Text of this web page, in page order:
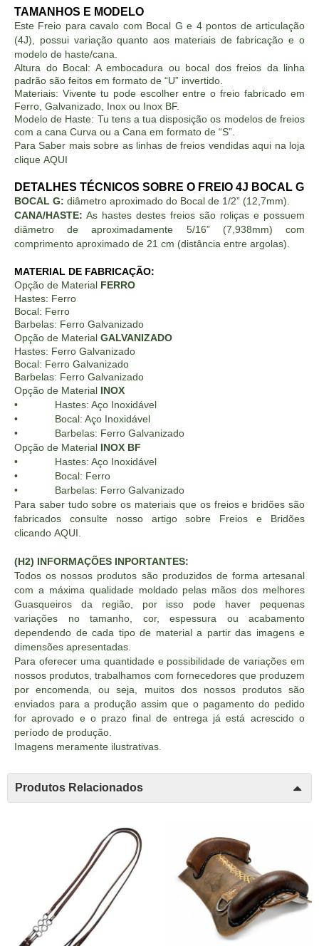
TAMANHOS E MODELO
Este Freio para cavalo com Bocal G e 4 pontos de articulação
(4J), possui variação quanto aos materiais de fabricação e o
modelo de haste/cana.
Altura do Bocal: A embocadura ou bocal dos freios da linha
padrão são feitos em formato de “U” invertido.
Materiais: Vivente tu pode escolher entre o freio fabricado em
Ferro, Galvanizado, Inox ou Inox BF.
Modelo de Haste: Tu tens a tua disposição os modelos de freios
com a cana Curva ou a Cana em formato de “S”.
Para Saber mais sobre as linhas de freios vendidas aqui na loja
clique AQUI
DETALHES TÉCNICOS SOBRE O FREIO 4J BOCAL G
BOCAL G: diâmetro aproximado do Bocal de 1/2” (12,7mm).
CANA/HASTE: As hastes destes freios são roliças e possuem
diâmetro de aproximadamente 5/16” (7,938mm) com
comprimento aproximado de 21 cm (distância entre argolas).
MATERIAL DE FABRICAÇÃO:
Opção de Material FERRO
Hastes: Ferro
Bocal: Ferro
Barbelas: Ferro Galvanizado
Opção de Material GALVANIZADO
Hastes: Ferro Galvanizado
Bocal: Ferro Galvanizado
Barbelas: Ferro Galvanizado
Opção de Material INOX
• Hastes: Aço Inoxidável
• Bocal: Aço Inoxidável
• Barbelas: Ferro Galvanizado
Opção de Material INOX BF
• Hastes: Aço Inoxidável
• Bocal: Ferro
• Barbelas: Ferro Galvanizado
Para saber tudo sobre os materiais que os freios e bridões são
fabricados consulte nosso artigo sobre Freios e Bridões
clicando AQUI
(H2) INFORMAÇÕES INPORTANTES:
Todos os nossos produtos são produzidos de forma artesanal
com a máxima qualidade moldado pelas mãos dos melhores
Guasqueiros da região, por isso pode haver pequenas
variações no tamanho, cor, espessura ou acabamento
dependendo de cada tipo de material a partir das imagens e
dimensões apresentadas.
Para oferecer uma quantidade e possibilidade de variações em
nossos produtos, trabalhamos com fornecedores que produzem
por encomenda, ou seja, muitos dos nossos produtos são
enviados para a produção assim que o pagamento do pedido
for aprovado e o prazo final de entrega já está acrescido o
período de produção.
Imagens meramente ilustrativas.
Produtos Relacionados